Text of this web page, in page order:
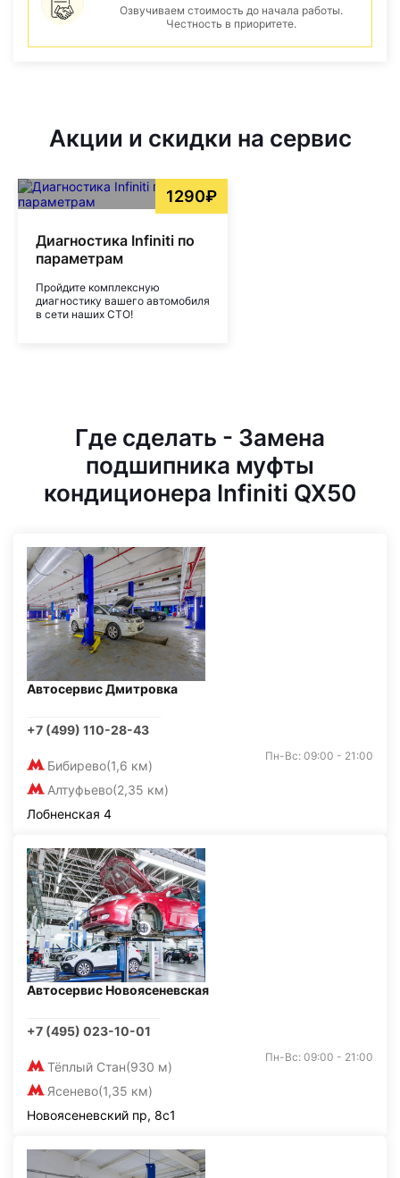
Озвучиваем стоимость до начала работы.
Честность в приоритете.
Акции и скидки на сервис
1290₽
Диагностика Infiniti по
параметрам
Пройдите комплексную
диагностику вашего автомобиля
в сети наших СТО!
Где сделать - Замена
подшипника муфты
кондиционера Infiniti QX50
Автосервис Дмитровка
+7 (499) 110-28-43
Бибирево(1,6 км)
Алтуфьево(2,35 км)
Пн-Вс: 09:00 - 21:00
Лобненская 4
Автосервис Новоясеневская
+7 (495) 023-10-01
Тёплый Стан(930 м)
Ясенево(1,35 км)
Пн-Вс: 09:00 - 21:00
Новоясеневский пр, 8с1